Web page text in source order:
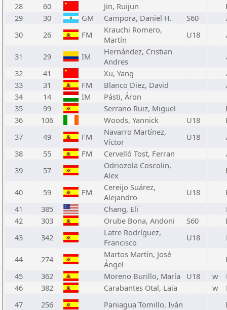
28
60 Jin, Ruijun
29
30 GM Campora, Daniel H. S60
30
26 FM
Krauchi Romero,
Martín
U18
31 29 IM
Hernández, Cristian
Andres
32
41 Xu, Yang
33
31 FM Blanco Diez, David
34
14 IM
Pásti, Áron
35
99 Serrano Ruiz, Miguel
36
106 Woods, Yannick U18
37
49 FM
Navarro Martínez,
Víctor
U18
38
55 FM Cervelló Tost, Ferran
39
57
Odriozola Coscolin,
Alex
40 59 FM
Cereijo Suárez,
Alejandro
U18
41
385 Chang, Eli
42
303 Orube Bona, Andoni S60
43
342
Latre Rodríguez,
Francisco
U18
44 274
Martos Martín, José
Ángel
45
362 Moreno Burillo, María U18 w
46
382 Carabantes Otal, Laia w
47
256 Paniagua Tomillo, Iván